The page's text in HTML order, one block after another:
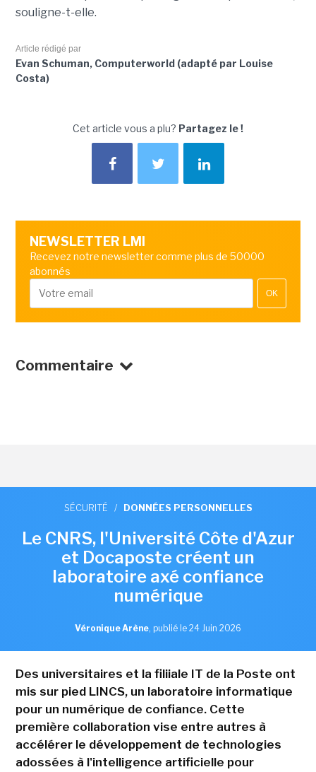
souligne-t-elle.
Article rédigé par
Evan Schuman, Computerworld (adapté par Louise
Costa)
Cet article vous a plu? Partagez le !
NEWSLETTER LMI
Recevez notre newsletter comme plus de 50000
abonnés
OK
Commentaire
SÉCURITÉ / DONNÉES PERSONNELLES
Le CNRS, l'Université Côte d'Azur
et Docaposte créent un
laboratoire axé confiance
numérique
Véronique Arène, publié le 24 Juin 2026
Des universitaires et la filiiale IT de la Poste ont
mis sur pied LINCS, un laboratoire informatique
pour un numérique de confiance. Cette
première collaboration vise entre autres à
accélérer le développement de technologies
adossées à l'intelligence artificielle pour